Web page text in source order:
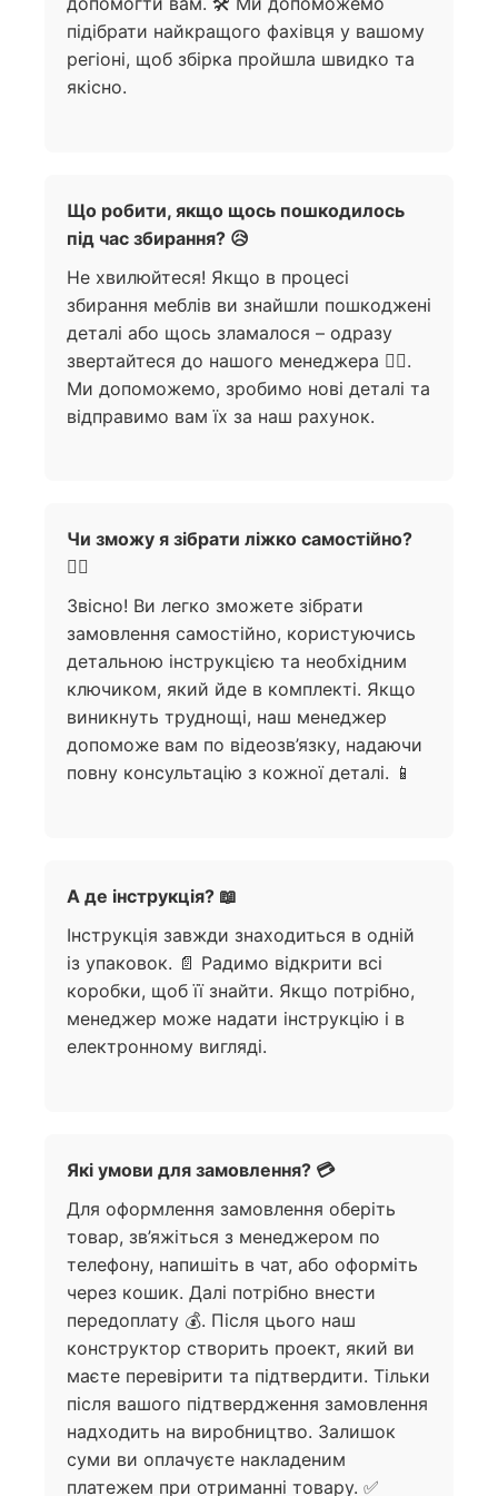
підібрати найкращого фахівця у вашому
регіоні, щоб збірка пройшла швидко та
якісно.
Що робити, якщо щось пошкодилось
під час збирання? 😥
Не хвилюйтеся! Якщо в процесі
збирання меблів ви знайшли пошкоджені
деталі або щось зламалося – одразу
звертайтеся до нашого менеджера 🙋‍♀️.
Ми допоможемо, зробимо нові деталі та
відправимо вам їх за наш рахунок.
Чи зможу я зібрати ліжко самостійно?
🧍‍♀️
Звісно! Ви легко зможете зібрати
замовлення самостійно, користуючись
детальною інструкцією та необхідним
ключиком, який йде в комплекті. Якщо
виникнуть труднощі, наш менеджер
допоможе вам по відеозв’язку, надаючи
повну консультацію з кожної деталі. 📱
А де інструкція? 📖
Інструкція завжди знаходиться в одній
із упаковок. 📄 Радимо відкрити всі
коробки, щоб її знайти. Якщо потрібно,
менеджер може надати інструкцію і в
електронному вигляді.
Які умови для замовлення? 💳
Для оформлення замовлення оберіть
товар, зв’яжіться з менеджером по
телефону, напишіть в чат, або оформіть
через кошик. Далі потрібно внести
передоплату 💰. Після цього наш
конструктор створить проект, який ви
маєте перевірити та підтвердити. Тільки
після вашого підтвердження замовлення
надходить на виробництво. Залишок
суми ви оплачуєте накладеним
платежем при отриманні товару. ✅